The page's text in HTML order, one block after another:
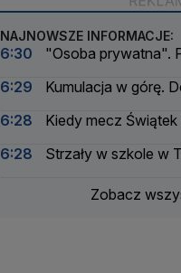
NAJNOWSZE INFORMACJE:
6:30
"Osoba prywatna".
6:29
Kumulacja w górę.
6:28
Kiedy mecz
6:28
Strzały w szkole w
Zobacz